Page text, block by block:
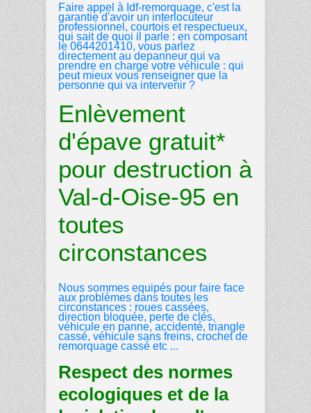
Faire appel à Idf-remorquage, c'est la
garantie d'avoir un interlocuteur
professionnel, courtois et respectueux,
qui sait de quoi il parle : en composant
le 0644201410, vous parlez
directement au depanneur qui va
prendre en charge votre véhicule : qui
peut mieux vous renseigner que la
personne qui va intervenir ?
Enlèvement
d'épave gratuit*
pour destruction à
Val-d-Oise-95 en
toutes
circonstances
Nous sommes equipés pour faire face
aux problèmes dans toutes les
circonstances : roues cassées,
direction bloquée, perte de clés,
véhicule en panne, accidenté, triangle
cassé, véhicule sans freins, crochet de
remorquage cassé etc ...
Respect des normes
ecologiques et de la